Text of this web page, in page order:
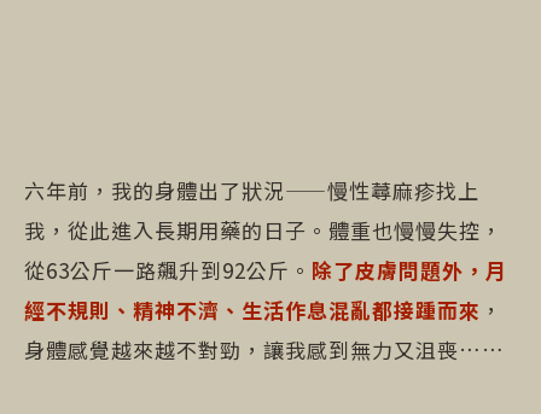
六年前，我的身體出了狀況——慢性蕁麻疹找上
我，從此進入長期用藥的日子。體重也慢慢失控，
從63公斤一路飆升到92公斤。 除了皮膚問題外，月
經不規則、精神不濟、生活作息混亂都接踵而來 ，
身體感覺越來越不對勁，讓我感到無力又沮喪……